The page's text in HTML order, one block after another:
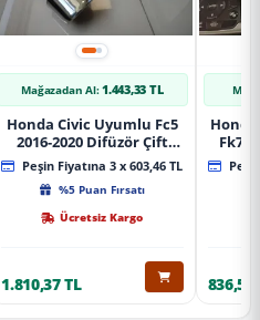
Mağazadan Al: 1.443,33 TL
Honda Civic Uyumlu Fc5
2016-2020 Difüzör Çift
Çıkış İçin Egzoz Seti
Peşin Fiyatına 3 x 603,46 TL
%5 Puan Fırsatı
Ücretsiz Kargo
1.810,37 TL
Fk7
836,51